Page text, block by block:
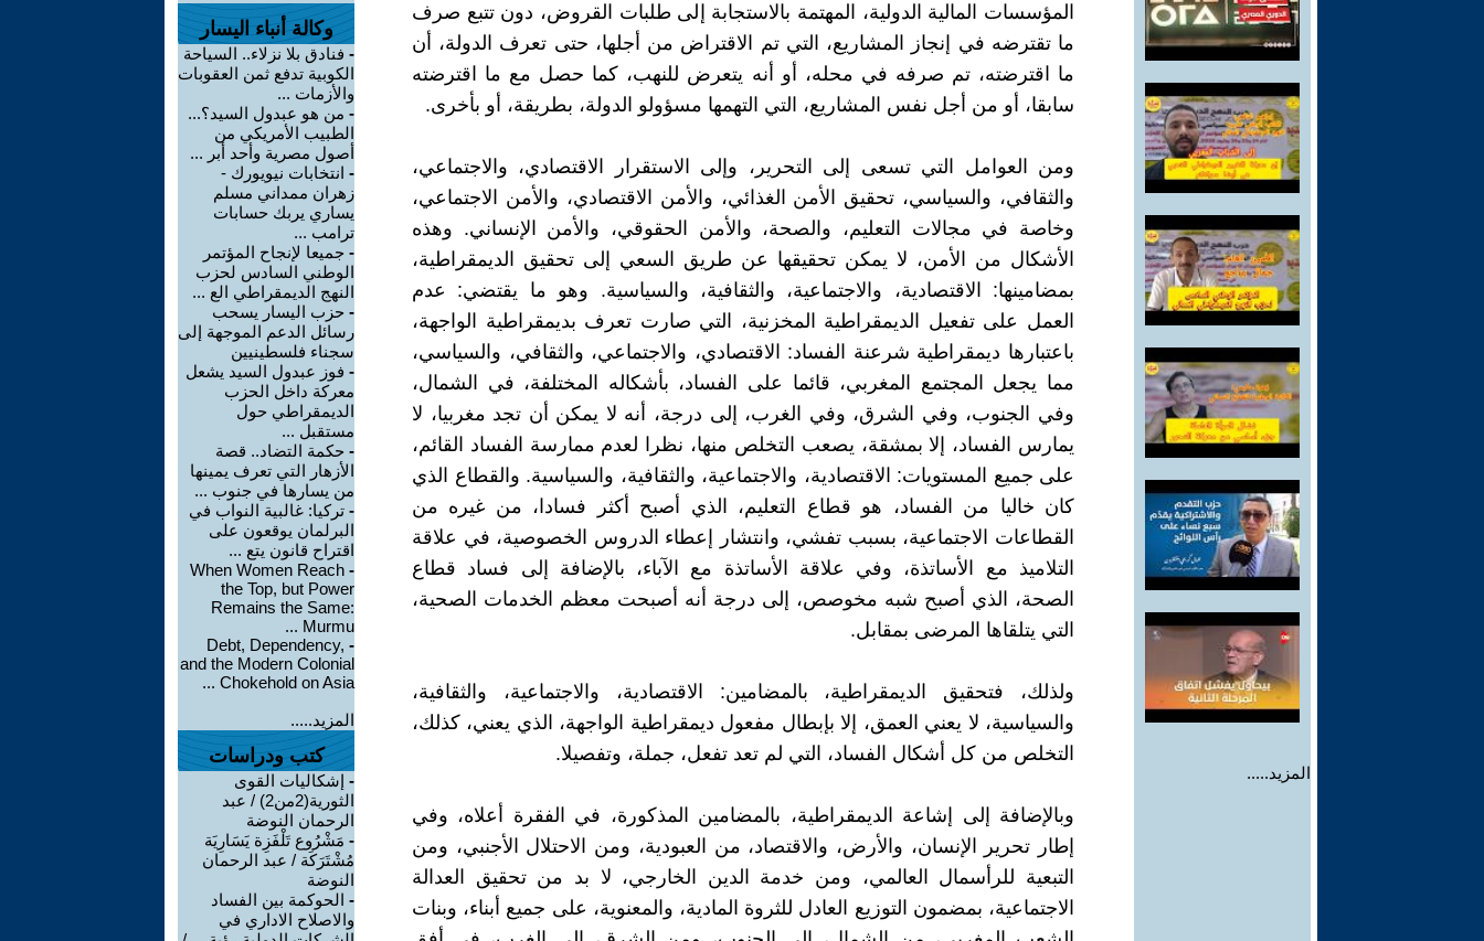
المزيد.....
المؤسسات المالية الدولية، المهتمة بالاستجابة إلى طلبات القروض، دون تتبع صرف
ما تقترضه في إنجاز المشاريع، التي تم الاقتراض من أجلها، حتى تعرف الدولة، أن
ما اقترضته، تم صرفه في محله، أو أنه يتعرض للنهب، كما حصل مع ما اقترضته
سابقا، أو من أجل نفس المشاريع، التي التهمها مسؤولو الدولة، بطريقة، أو بأخرى.
ومن العوامل التي تسعى إلى التحرير، وإلى الاستقرار الاقتصادي، والاجتماعي،
والثقافي، والسياسي، تحقيق الأمن الغذائي، والأمن الاقتصادي، والأمن الاجتماعي،
وخاصة في مجالات التعليم، والصحة، والأمن الحقوقي، والأمن الإنساني. وهذه
الأشكال من الأمن، لا يمكن تحقيقها عن طريق السعي إلى تحقيق الديمقراطية،
بمضامينها: الاقتصادية، والاجتماعية، والثقافية، والسياسية. وهو ما يقتضي: عدم
العمل على تفعيل الديمقراطية المخزنية، التي صارت تعرف بديمقراطية الواجهة،
باعتبارها ديمقراطية شرعنة الفساد: الاقتصادي، والاجتماعي، والثقافي، والسياسي،
مما يجعل المجتمع المغربي، قائما على الفساد، بأشكاله المختلفة، في الشمال،
وفي الجنوب، وفي الشرق، وفي الغرب، إلى درجة، أنه لا يمكن أن تجد مغربيا، لا
يمارس الفساد، إلا بمشقة، يصعب التخلص منها، نظرا لعدم ممارسة الفساد القائم،
على جميع المستويات: الاقتصادية، والاجتماعية، والثقافية، والسياسية. والقطاع الذي
كان خاليا من الفساد، هو قطاع التعليم، الذي أصبح أكثر فسادا، من غيره من
القطاعات الاجتماعية، بسبب تفشي، وانتشار إعطاء الدروس الخصوصية، في علاقة
التلاميذ مع الأساتذة، وفي علاقة الأساتذة مع الآباء، بالإضافة إلى فساد قطاع
الصحة، الذي أصبح شبه مخوصص، إلى درجة أنه أصبحت معظم الخدمات الصحية،
التي يتلقاها المرضى بمقابل.
ولذلك، فتحقيق الديمقراطية، بالمضامين: الاقتصادية، والاجتماعية، والثقافية،
والسياسية، لا يعني العمق، إلا بإبطال مفعول ديمقراطية الواجهة، الذي يعني، كذلك،
التخلص من كل أشكال الفساد، التي لم تعد تفعل، جملة، وتفصيلا.
وبالإضافة إلى إشاعة الديمقراطية، بالمضامين المذكورة، في الفقرة أعلاه، وفي
إطار تحرير الإنسان، والأرض، والاقتصاد، من العبودية، ومن الاحتلال الأجنبي، ومن
التبعية للرأسمال العالمي، ومن خدمة الدين الخارجي، لا بد من تحقيق العدالة
الاجتماعية، بمضمون التوزيع العادل للثروة المادية، والمعنوية، على جميع أبناء، وبنات
وكالة أنباء اليسار
- فنادق بلا نزلاء.. السياحة
الكوبية تدفع ثمن العقوبات
والأزمات ...
- من هو عبدول السيد؟...
الطبيب الأمريكي من
أصول مصرية وأحد أبر ...
- انتخابات نيويورك -
زهران ممداني مسلم
يساري يربك حسابات
ترامب ...
- جميعا لإنجاح المؤتمر
الوطني السادس لحزب
النهج الديمقراطي الع ...
- حزب اليسار يسحب
رسائل الدعم الموجهة إلى
سجناء فلسطينيين
- فوز عبدول السيد يشعل
معركة داخل الحزب
الديمقراطي حول
مستقبل ...
- حكمة التضاد.. قصة
الأزهار التي تعرف يمينها
من يسارها في جنوب ...
- تركيا: غالبية النواب في
البرلمان يوقعون على
اقتراح قانون يتع ...
-
When Women Reach
the Top, but Power
Remains the Same:
Murmu ...
-
Debt, Dependency,
and the Modern Colonial
Chokehold on Asia ...
المزيد.....
كتب ودراسات
- إشكاليات القوى
الثورية(2من2) / عبد
الرحمان النوضة
- مَشْرُوع تَلْفَزِة يَسَارِيَة
مُشْتَرَكَة / عبد الرحمان
النوضة
- الحوكمة بين الفساد
والاصلاح الاداري في